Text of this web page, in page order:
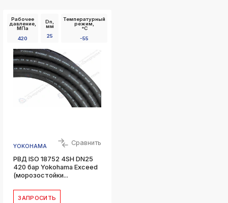
Рабочее
давление,
МПа
420
Dn,
мм
25
Температурный
режим,
°C
-55
YOKOHAMA Сравнить
РВД ISO 18752 4SH DN25
420 бар Yokohama Exceed
(морозостойки...
ЗАПРОСИТЬ